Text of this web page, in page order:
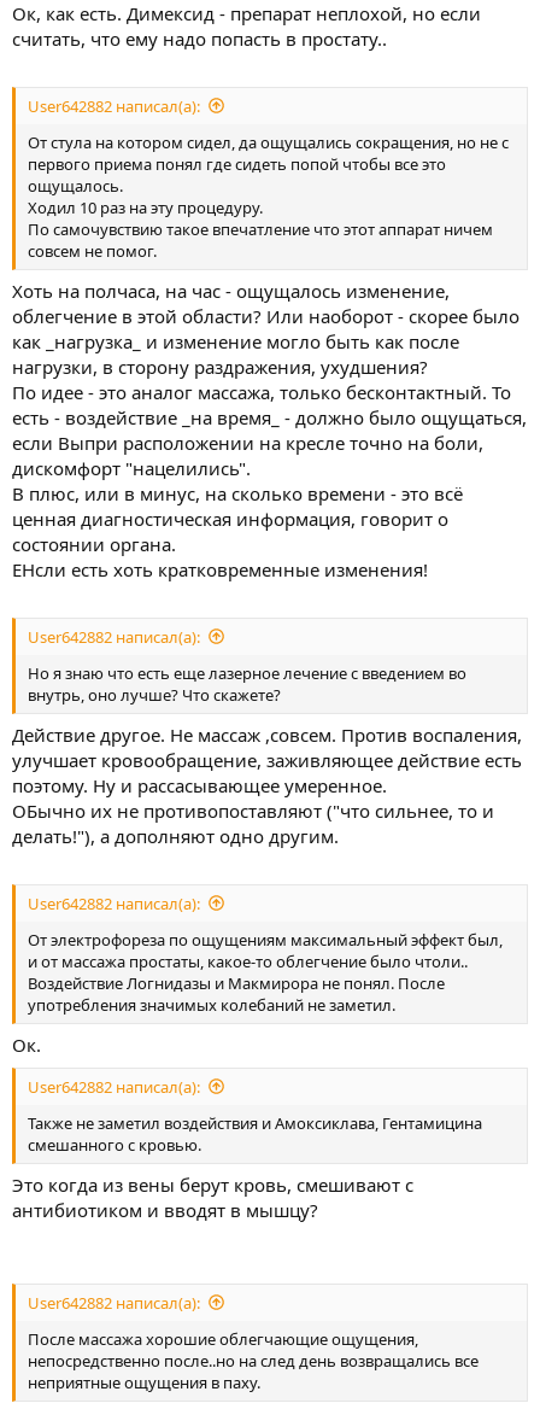
Ок, как есть. Димексид - препарат неплохой, но если
считать, что ему надо попасть в простату..
User642882 написал(а):
От стула на котором сидел, да ощущались сокращения, но не с
первого приема понял где сидеть попой чтобы все это
ощущалось.
Ходил 10 раз на эту процедуру.
По самочувствию такое впечатление что этот аппарат ничем
совсем не помог.
Хоть на полчаса, на час - ощущалось изменение,
облегчение в этой области? Или наоборот - скорее было
как _нагрузка_ и изменение могло быть как после
нагрузки, в сторону раздражения, ухудшения?
По идее - это аналог массажа, только бесконтактный. То
есть - воздействие _на время_ - должно было ощущаться,
если Выпри расположении на кресле точно на боли,
дискомфорт "нацелились".
В плюс, или в минус, на сколько времени - это всё
ценная диагностическая информация, говорит о
состоянии органа.
ЕНсли есть хоть кратковременные изменения!
User642882 написал(а):
Но я знаю что есть еще лазерное лечение с введением во
внутрь, оно лучше? Что скажете?
Действие другое. Не массаж ,совсем. Против воспаления,
улучшает кровообращение, заживляющее действие есть
поэтому. Ну и рассасывающее умеренное.
ОБычно их не противопоставляют ("что сильнее, то и
делать!"), а дополняют одно другим.
User642882 написал(а):
От электрофореза по ощущениям максимальный эффект был,
и от массажа простаты, какое-то облегчение было чтоли..
Воздействие Логнидазы и Макмирора не понял. После
употребления значимых колебаний не заметил.
Ок.
User642882 написал(а):
Также не заметил воздействия и Амоксиклава, Гентамицина
смешанного с кровью.
Это когда из вены берут кровь, смешивают с
антибиотиком и вводят в мышцу?
User642882 написал(а):
После массажа хорошие облегчающие ощущения,
непосредственно после..но на след день возвращались все
неприятные ощущения в паху.